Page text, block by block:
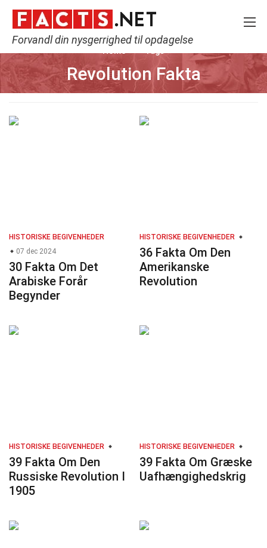
Forvandl din nysgerrighed til opdagelse
Revolution Fakta
HISTORISKE BEGIVENHEDER
07 dec 2024
30 Fakta Om Det
Arabiske Forår
Begynder
HISTORISKE BEGIVENHEDER
36 Fakta Om Den
Amerikanske
Revolution
HISTORISKE BEGIVENHEDER
39 Fakta Om Den
Russiske Revolution I
1905
HISTORISKE BEGIVENHEDER
39 Fakta Om Græske
Uafhængighedskrig